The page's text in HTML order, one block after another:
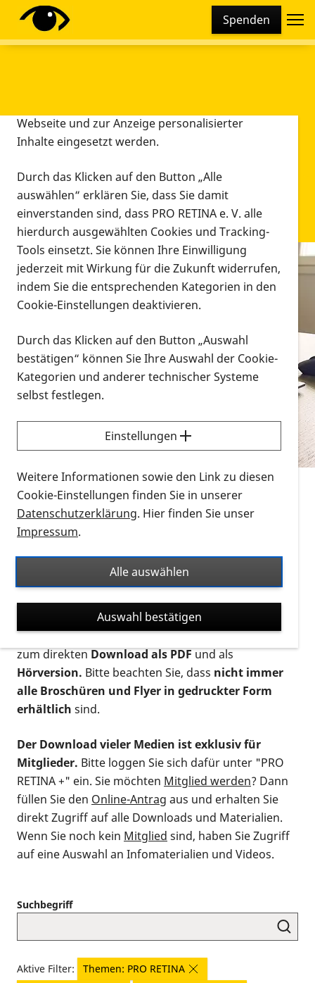
Spenden
Infomaterial
Infomaterial
Vorlesen
Alle Infomaterialien in verschiedenen
Formaten an einem Ort
Sie möchten wissen, wie Sie nach Infonmaterial
suchen und dieses bestellen bzw. herunterladen
können? Schauen Sie sich dieErklärvideos zum
Thema Infomaterial auf der PRO RETINA-Website
für blinde und sehbehinderte Menschen an.
Auf dieser Seite finden Sie sämtliches Infomaterial
Ort. Nutzen Sie den Formatfilter, um ausschließlich
nach Flyern und Broschüren, Audios oder Videos zu
suchen. Die meisten Flyer und Broschüren werden in
verschiedenen Formaten angeboten: zur
postalischen Bestellung als gedruckte Variante
zum direktenDownload als PDFund als
Hörversion. Bitte beachten Sie, dass nicht immer
alle Broschüren und Flyer in gedruckter Form
erhältlich sind.
Der Download vieler Medien ist exklusiv für
Mitglieder. Bitte loggen Sie sich dafür unter "PRO
RETINA +" ein. Sie möchten Mitglied werden? Dann
füllen Sie den Online-Antrag aus und erhalten Sie
direkt Zugriff auf alle Downloads und Materialien.
Wenn Sie noch kein Mitglied sind, haben Sie Zugriff
auf eine Auswahl an Infomaterialien und Videos.
Suchbegriff
Aktive Filter:
Themen: PRO RETINA
Diese Webseite setzt verschiedene Cookies und
Tracking-Tools ein. Dies beinhaltet Cookies und
Webseite und zur Anzeige personalisierter
Inhalte eingesetzt werden.
Durch das Klicken auf den Button „Alle
auswählen“ erklären Sie, dass Sie damit
einverstanden sind, dass PRO RETINA e. V. alle
hierdurch ausgewählten Cookies und Tracking-
Tools einsetzt. Sie können Ihre Einwilligung
jederzeit mit Wirkung für die Zukunft widerrufen,
indem Sie die entsprechenden Kategorien in den
Cookie-Einstellungen deaktivieren.
Durch das Klicken auf den Button „Auswahl
bestätigen“ können Sie Ihre Auswahl der Cookie-
Kategorien und anderer technischer Systeme
selbst festlegen.
Einstellungen
Weitere Informationen sowie den Link zu diesen
Cookie-Einstellungen finden Sie in unserer
Datenschutzerklärung. Hier finden Sie unser
Impressum.
Alle auswählen
Auswahl bestätigen